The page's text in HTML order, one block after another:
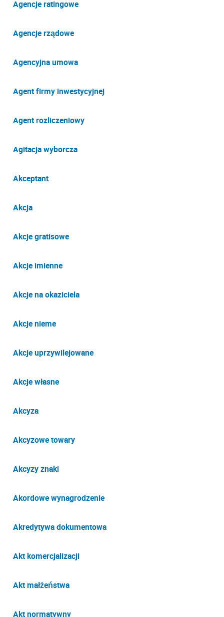
Agencje ratingowe
Agencje rządowe
Agencyjna umowa
Agent firmy inwestycyjnej
Agent rozliczeniowy
Agitacja wyborcza
Akceptant
Akcja
Akcje gratisowe
Akcje imienne
Akcje na okaziciela
Akcje nieme
Akcje uprzywilejowane
Akcje własne
Akcyza
Akcyzowe towary
Akcyzy znaki
Akordowe wynagrodzenie
Akredytywa dokumentowa
Akt komercjalizacji
Akt małżeństwa
Akt normatywny